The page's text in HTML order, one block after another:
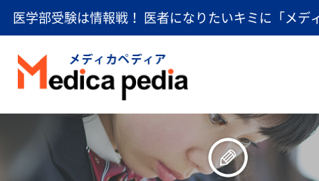
医学部受験は情報戦！ 医者になりたいキミに「メデ